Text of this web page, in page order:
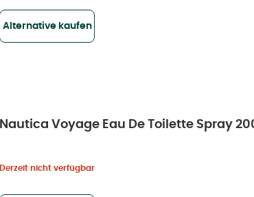
Alternative kaufen
Nautica Voyage Eau De Toilette Spray
Derzeit nicht verfügbar